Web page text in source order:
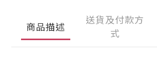
商品描述
送貨及付款方
式